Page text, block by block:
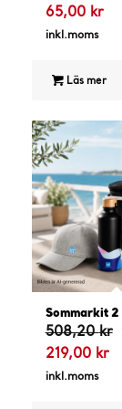
65,00 krDet
är:
inkl.moms
Läs mer
Sommarkit 2
508,20kr
219,00 kr
inkl.moms